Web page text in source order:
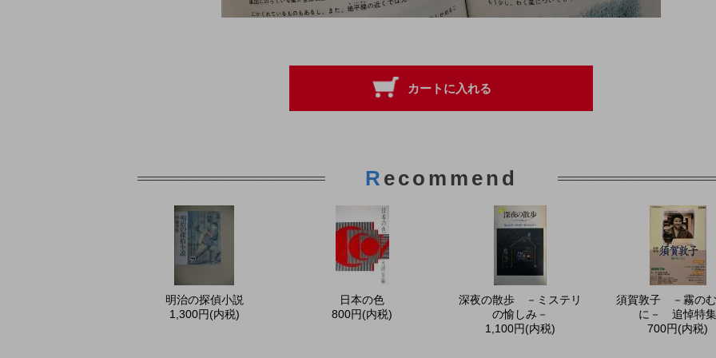
R ecommend
明治の探偵小説
1,300円(内税)
日本の色
800円(内税)
深夜の散歩 －ミステリ
の愉しみ－
1,100円(内税)
須賀敦子 －霧のむ
に－ 追悼特集
700円(内税)